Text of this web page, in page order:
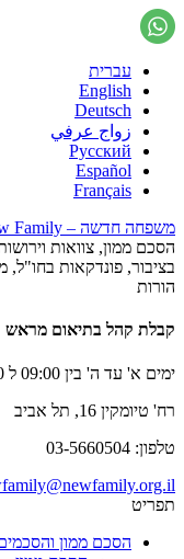
עברית
English
Deutsch
زواج عرفي
Русский
Español
Français
משפחה חדשה – New Family – הארגון לקידום זכויות המשפחה
הסכם ממון, צוואות
בציבור, פונדקאות
הורות
קבלת קהל בתיאום מראש
ימים א' עד ה' בין 09:00 ל 17:00
רח' טיומקין 16, תל אביב
טלפון: 03-5660504
תפריט
הסכם ממון